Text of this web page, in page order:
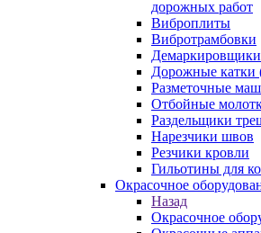
дорожных работ
Виброплиты
Вибротрамбовки
Дорожные катки
Разметочные
Отбойные
Раздельщики
Нарезчики швов
Резчики кровли
Гильотины для
Окрасочное
Назад
Окрасочное